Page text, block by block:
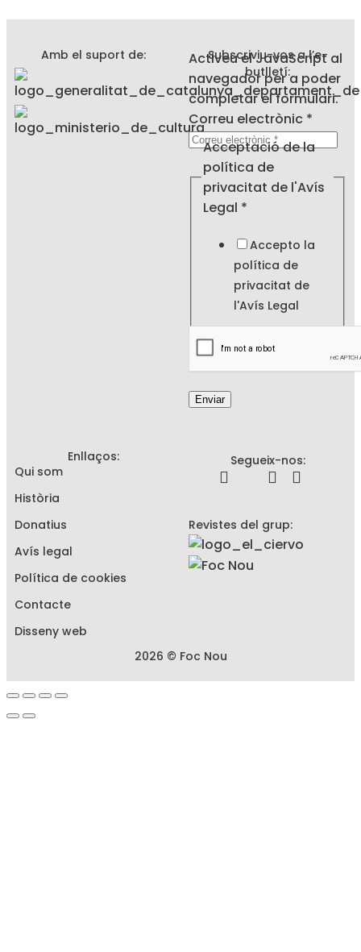
Amb el suport de:
Subscriviu-vos a l’e-
butlletí:
Activeu el JavaScript al
navegador per a poder
completar el formulari.
Correu electrònic *
Legal
política
de
Acceptació de la
política de
privacitat de l'Avís
Legal *
Accepto la
política de
privacitat de
l'Avís Legal
Enviar
Enllaços:
Qui som
Història
Donatius
Avís legal
Política de cookies
Contacte
Disseny web
Segueix-nos:
Revistes del grup:
2026 © Foc Nou